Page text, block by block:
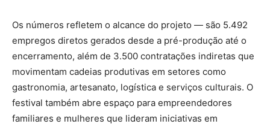
Os números refletem o alcance do projeto — são 5.492
empregos diretos gerados desde a pré-produção até o
encerramento, além de 3.500 contratações indiretas que
movimentam cadeias produtivas em setores como
gastronomia, artesanato, logística e serviços culturais. O
festival também abre espaço para empreendedores
familiares e mulheres que lideram iniciativas em